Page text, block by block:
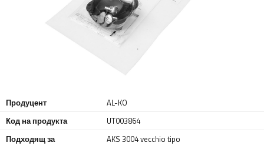
Продуцент
AL-KO
Код на продукта
UT003864
Подходящ за
AKS 3004 vecchio tipo